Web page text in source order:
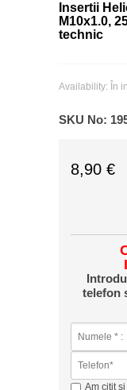
Insertii
M10x1.0,
technic
Availability: În
SKU No:
8,90 €
telefon
Am citit